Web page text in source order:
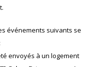
événements suivants se
envoyés à un logement